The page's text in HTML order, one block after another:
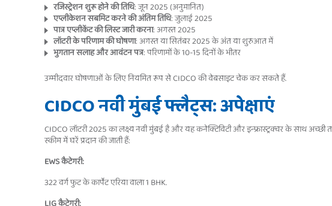
रजिस्ट्रेशन शुरू होने की तिथि: जून 2025 (अनुमानित)
एप्लीकेशन सबमिट करने की अंतिम तिथि: जुलाई 2025
पात्र एप्लीकेंट की लिस्ट जारी करना: अगस्त 2025
लॉटरी के परिणाम की घोषणा: अगस्त या सितंबर 2025 के अंत या शुरुआत में
भुगतान सलाह और आवंटन पत्र: परिणामों के 10-15 दिनों के भीतर
उम्मीदवार घोषणाओं के लिए नियमित रूप से CIDCO की वेबसाइट चेक कर सकते हैं.
CIDCO नवी मुंबई फ्लैट्स: अपेक्षाएं
CIDCO लॉटरी 2025 का लक्ष्य नवी मुंबई है और यह कनेक्टिविटी और इन्फ्रास्ट्रक्चर के साथ अच्छी
स्कीम में घरें प्रदान की जाती हैं:
EWS कैटेगरी:
322 वर्ग फुट के कार्पेट एरिया वाला 1 BHK.